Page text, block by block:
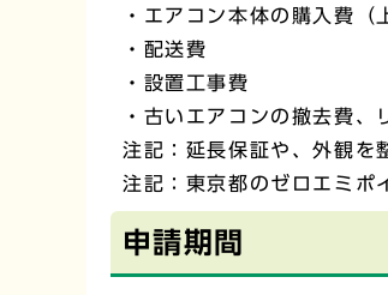
・エアコン本体の購入費
・配送費
・設置工事費
・古いエアコンの撤去費、
注記：延長保証や、外観を
注記：東京都のゼロエミポ
申請期間